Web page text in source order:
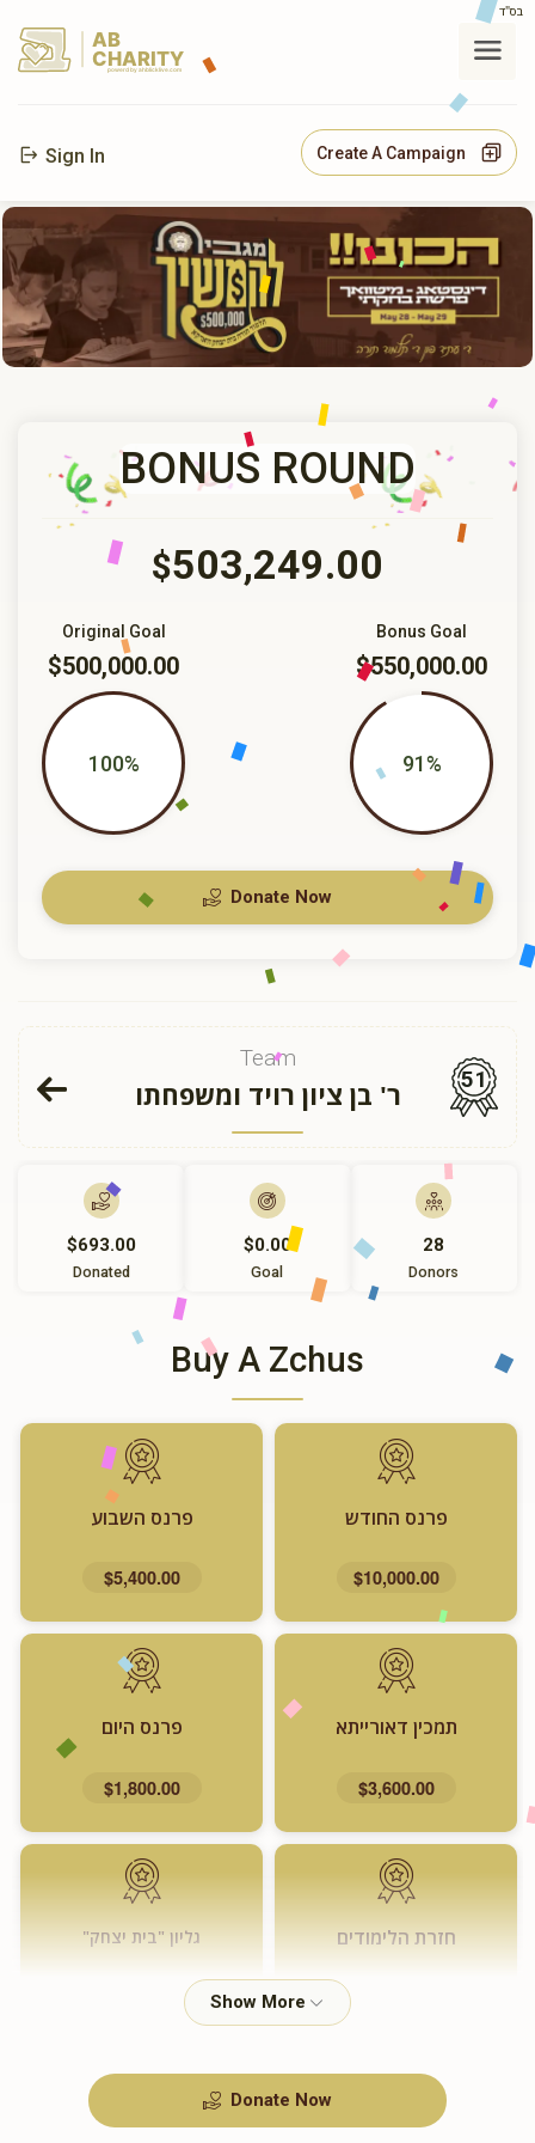
בס"ד
AB
CHARITY
powerd by ahblicklive.com
Sign In Create A Campaign
BONUS ROUND
$503,249.00
Bonus Goal
$550,000.00
91%
Original Goal
$500,000.00
100%
Donate Now
Team
ר' בן ציון רויד ומשפחתו 51
$693.00
Donated
$0.00
Goal
28
Donors
Buy A Zchus
פרנס החודש
$10,000.00
פרנס השבוע
$5,400.00
תמכין דאורייתא
$3,600.00
פרנס היום
$1,800.00
חזרת הלימודים גליון "בית יצחק"
Donate Now